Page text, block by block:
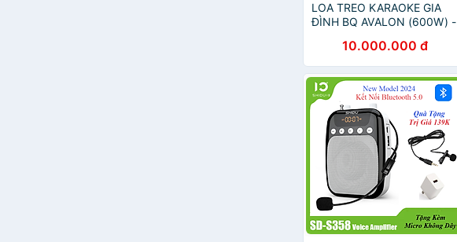
LOA TREO KARAOKE GIA
ĐÌNH BQ AVALON (600W) -
10.000.000 đ